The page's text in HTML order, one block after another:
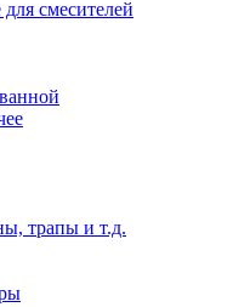
смесителей
трапы и т.д.